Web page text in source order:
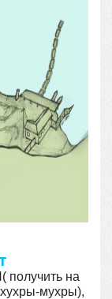
получить на
мухры),